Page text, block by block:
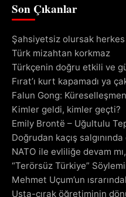
Son Çıkanlar
Şahsiyetsiz olursak
Türk mizahtan korkmaz
Türkçenin doğru etkili ve
Fırat’ı kurt kapamadı ya
Falun Gong:
Kimler geldi, kimler geçti?
Emily Brontë – Uğultulu
Doğrudan kaçış
NATO ile evliliğe devam
“Terörsüz Türkiye”
Mehmet Uçum’un
Usta-çırak öğretiminin